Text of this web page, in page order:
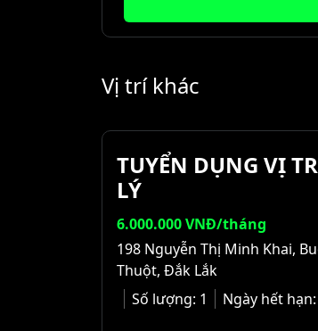
Vị trí khác
TUYỂN DỤNG VỊ
LÝ
6.000.000 VNĐ/tháng
198 Nguyễn Thị Minh Khai,
Thuột, Đắk Lắk
Số lượng: 1 Ngày hết hạn: